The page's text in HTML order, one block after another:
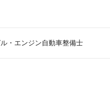
・エンジン自動車整備士